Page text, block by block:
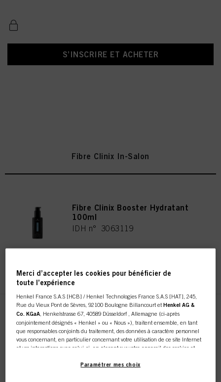
S’INSCRIRE ET ACHETER
Fibre Clinix In-Salon
Fibre Clinix Booster Hydratant
100ml
IDH n° 3063119
S’INSCRIRE ET ACHETER
Fibre Clinix Booster Réparateur
100ml
IDH n° 3063118
Merci d’accepter les cookies pour bénéficier de
toute l’expérience
Henkel France S.A.S [HCB] / Henkel Technologies France S.A.S [HAT], 245,
Rue du Vieux Pont de Sèvres, 92100 Boulogne Billancourt etHenkel AG &
Co. KGaA , Henkelstrasse 67, 40589 Düsseldorf , Allemagne (ci-après
conjointement désignés « Henkel » ou « Nous »), traitent ensemble, en tant
que responsables conjoints du traitement, des données à caractère personnel
vous concernant, en particulier concernant votre utilisation de ce site Internet
et vos interactions avec celui-ci, en plaçant sur votre appareil des cookies et
utilisons pour stocker / accéder à d’autres informations comme décrit ci-dessous.
Paramétrer mes choix